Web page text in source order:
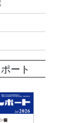
ート